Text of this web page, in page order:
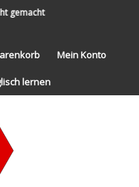
gemacht
Mein Konto
lernen